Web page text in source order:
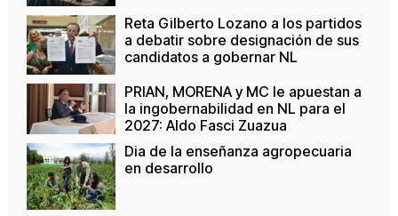
Reta Gilberto Lozano a los partidos
a debatir sobre designación de sus
candidatos a gobernar NL
PRIAN, MORENA y MC le apuestan a
la ingobernabilidad en NL para el
2027: Aldo Fasci Zuazua
Dia de la enseñanza agropecuaria
en desarrollo